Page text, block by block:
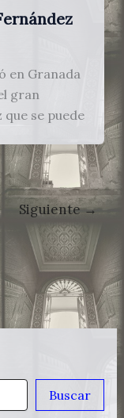
en Granada
gran
se puede
Siguiente→
Buscar